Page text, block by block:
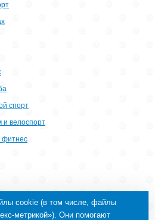
спорт
и велоспорт
фитнес
cookie (в том числе, файлы
метрикой»). Они помогают